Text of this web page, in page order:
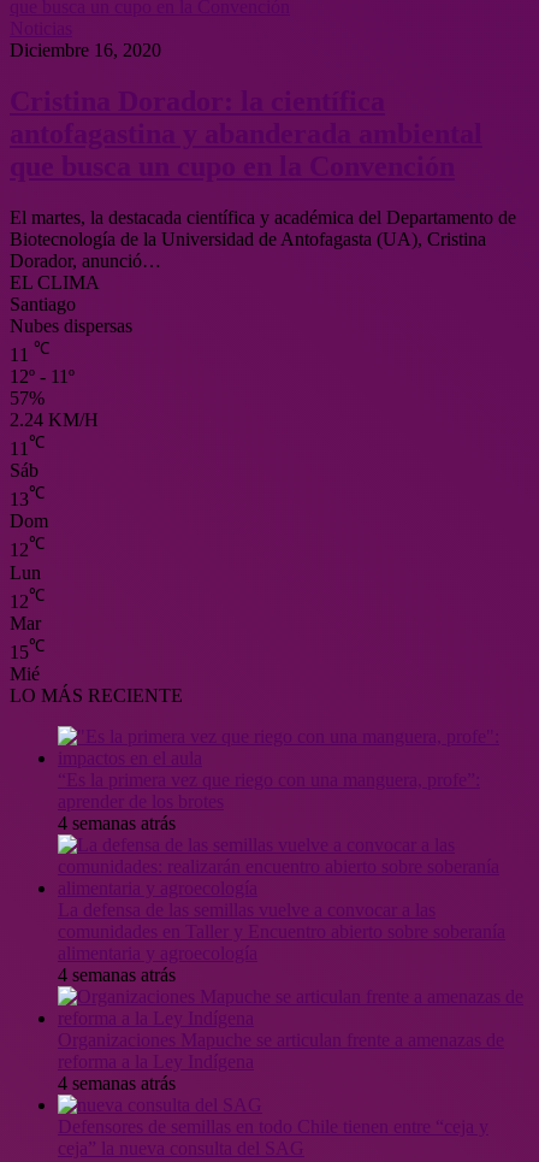
Diciembre 16, 2020
El martes, la destacada científica y académica del Departamento de
Biotecnología de la Universidad de Antofagasta (UA), Cristina
Dorador, anunció…
EL CLIMA
Santiago
Nubes dispersas
11 ℃
12º - 11º
57%
2.24 KM/H
11 ℃
Sáb
13℃
Dom
12℃
Lun
12℃
Mar
15℃
Mié
LO MÁS RECIENTE
4 semanas atrás
4 semanas atrás
Organizaciones Mapuche se articulan frente a amenazas de
reforma a la Ley Indígena
4 semanas atrás
Defensores de semillas en todo Chile tienen entre “ceja y
ceja” la nueva consulta del SAG